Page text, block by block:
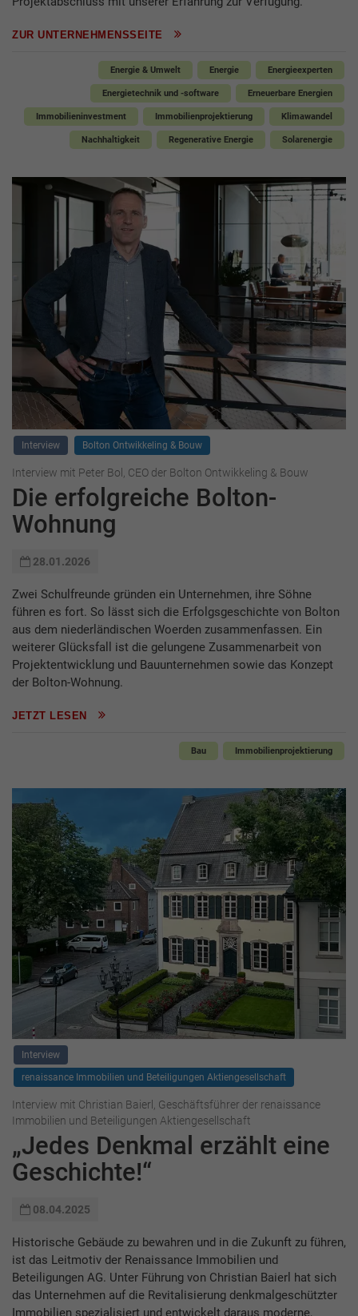
ZUR UNTERNEHMENSSEITE
Energie & Umwelt Energie Energieexperten
Energietechnik und -software Erneuerbare Energien
Immobilieninvestment Immobilienprojektierung Klimawandel
Nachhaltigkeit Regenerative Energie Solarenergie
Interview Bolton Ontwikkeling & Bouw
Interview mit Peter Bol, CEO der Bolton Ontwikkeling & Bouw
Die erfolgreiche Bolton-
Wohnung
28.01.2026
Zwei Schulfreunde gründen ein Unternehmen, ihre Söhne
führen es fort. So lässt sich die Erfolgsgeschichte von Bolton
aus dem niederländischen ­Woerden zusammenfassen. Ein
weiterer Glücksfall ist die gelungene Zusammenarbeit von
Projektentwicklung und Bauunternehmen sowie das Konzept
der Bolton-Wohnung.
JETZT LESEN
Bau Immobilienprojektierung
Interview
renaissance Immobilien und Beteiligungen Aktiengesellschaft
Interview mit Christian Baierl, Geschäftsführer der renaissance
Immobilien und Beteiligungen Aktiengesellschaft
„Jedes Denkmal erzählt eine
Geschichte!“
08.04.2025
Historische Gebäude zu bewahren und in die Zukunft zu führen,
ist das Leitmotiv der Renaissance Immobilien und
Beteiligungen AG. Unter Führung von Christian Baierl hat sich
das Unternehmen auf die Revitalisierung denkmalgeschützter
Immobilien spezialisiert und entwickelt daraus moderne,